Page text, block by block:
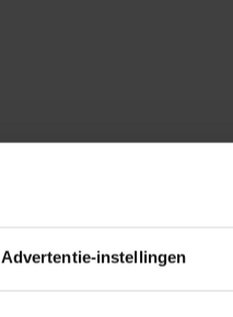
Advertentie-instellingen